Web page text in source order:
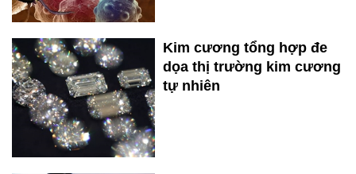
Kim cương tổng hợp đe
dọa thị trường kim cương
tự nhiên